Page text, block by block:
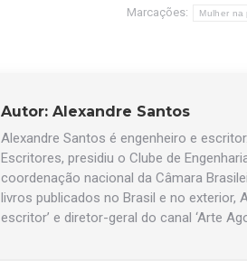
Marcações: Mulher na
Autor: Alexandre Santos
Alexandre Santos é engenheiro e
Escritores, presidiu o Clube de
coordenação nacional da Câmara
livros publicados no Brasil e no exterior,
escritor’ e diretor-geral do canal ‘Arte